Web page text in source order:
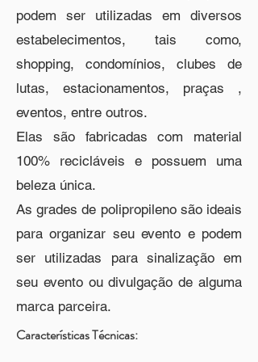
podem ser utilizadas em diversos
estabelecimentos, tais como,
shopping, condomínios, clubes de
lutas, estacionamentos, praças ,
eventos, entre outros.
Elas são fabricadas com material
100% recicláveis e possuem uma
beleza única.
As grades de polipropileno são ideais
para organizar seu evento e podem
ser utilizadas para sinalização em
seu evento ou divulgação de alguma
marca parceira.
Características Técnicas: